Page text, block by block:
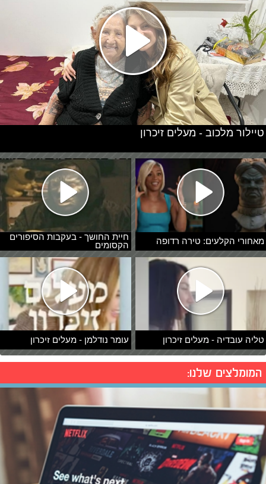
מאחורי הקלעים: טירה רדופה
חיית החושך - בעקבות הסיפורים
הקסומים
טליה עובדיה - מעלים זיכרון עומר נודלמן - מעלים זיכרון
טיילור מלכוב - מעלים זיכרון
המומלצים שלנו: